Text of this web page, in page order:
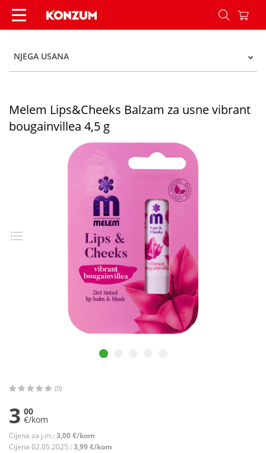
Melem Lips&Cheeks Balzam za usne vibrant
NJEGA USANA
Melem Lips&Cheeks Balzam za usne vibrant
bougainvillea 4,5 g
(0)
3 00
€/kom
Cijena za j.m.: 3,00 €/kom
Cijena 02.05.2025.: 3,99 €/kom